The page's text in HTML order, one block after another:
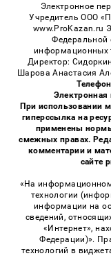
Электронное
Учредитель ООО
www.ProKazan.ru
Федеральной
информационных
Директор:
Шарова Анастасия
Электронная
При использовании
гиперссылка на
применены
смежных правах.
комментарии и
сайте
«На
технологии
информации на
сведений,
«Интернет»,
Федерации)».
технологий в